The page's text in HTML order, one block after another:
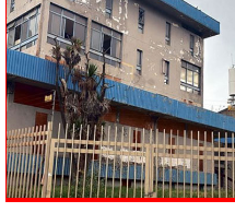
Deportes
Tecnología
Sostenibilidad
soychile